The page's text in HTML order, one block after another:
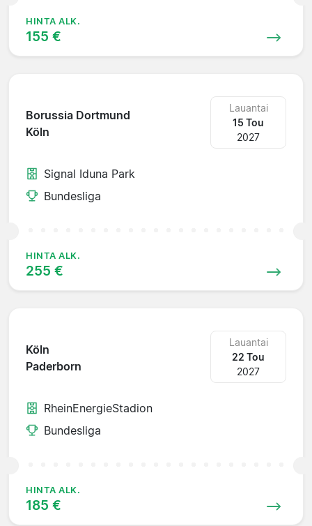
HINTA ALK.
155 €
Borussia Dortmund
Köln
Lauantai
15 Tou
2027
Signal Iduna Park
Bundesliga
HINTA ALK.
255 €
Köln
Paderborn
Lauantai
22 Tou
2027
RheinEnergieStadion
Bundesliga
HINTA ALK.
185 €